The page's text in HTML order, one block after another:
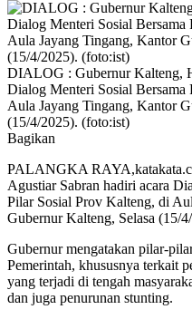
DIALOG : Gubernur Kalteng,
Dialog Menteri Sosial
Aula Jayang Tingang, Kantor
(15/4/2025). (foto:ist)
Bagikan
PALANGKA
Agustiar Sabran hadiri acara
Pilar Sosial Prov Kalteng, di
Gubernur Kalteng, Selasa (15/
Gubernur mengatakan pilar-
Pemerintah, khususnya terkait
yang terjadi di tengah
dan juga penurunan stunting.